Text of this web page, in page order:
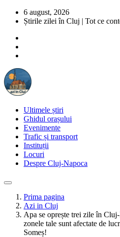
6 august, 2026
Știrile zilei în Cluj | Tot ce
Ultimele știri
Ghidul orașului
Evenimente
Trafic și transport
Instituții
Locuri
Despre Cluj-Napoca
Prima pagina
Azi in Cluj
Apa se oprește trei zile în
zonele tale sunt afectate de
Someș!